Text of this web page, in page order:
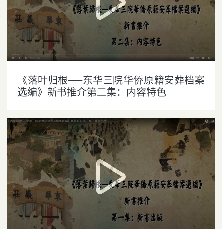
《落叶归根──东华三院华侨原籍安葬档案
选编》新书推介第二集：内容特色